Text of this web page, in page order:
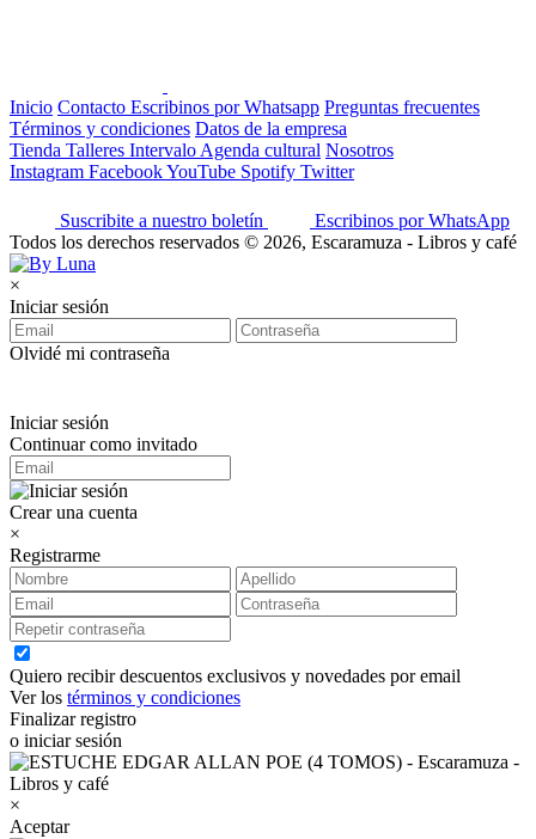
Inicio Contacto Escribinos por Whatsapp Preguntas frecuentes
Términos y condiciones Datos de la empresa
Tienda Talleres Intervalo Agenda cultural Nosotros
Instagram FacebookYouTube Spotify Twitter
Suscribite a nuestro boletín
Escribinos por WhatsApp
Todos los derechos reservados © 2026, Escaramuza - Libros y café
×
Iniciar sesión
Olvidé mi contraseña
Iniciar sesión
Continuar como invitado
Crear una cuenta
×
Registrarme
Quiero recibir descuentos exclusivos y novedades por email
Ver los términos y condiciones
Finalizar registro
o iniciar sesión
×
Aceptar